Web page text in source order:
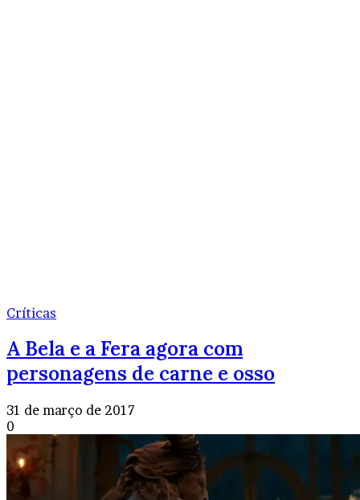
Críticas
A Bela e a Fera agora com
personagens de carne e osso
31 de março de 2017
0